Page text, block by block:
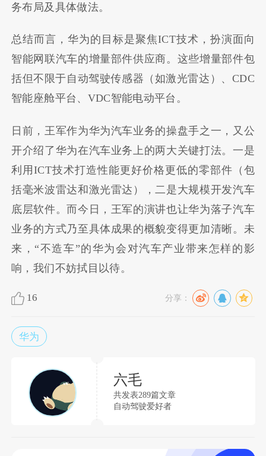
务布局及具体做法。
总结而言，华为的目标是聚焦ICT技术，扮演面向
智能网联汽车的增量部件供应商。这些增量部件包
括但不限于自动驾驶传感器（如激光雷达）、CDC
智能座舱平台、VDC智能电动平台。
日前，王军作为华为汽车业务的操盘手之一，又公
开介绍了华为在汽车业务上的两大关键打法。一是
利用ICT技术打造性能更好价格更低的零部件（包
括毫米波雷达和激光雷达），二是大规模开发汽车
底层软件。而今日，王军的演讲也让华为落子汽车
业务的方式乃至具体成果的概貌变得更加清晰。未
来，“不造车”的华为会对汽车产业带来怎样的影
响，我们不妨拭目以待。
16 分享：
华为
六毛
共发表289篇文章
自动驾驶爱好者